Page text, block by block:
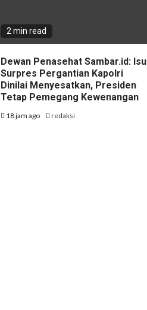
2 min read
Dewan Penasehat Sambar.id: Isu
Surpres Pergantian Kapolri
Dinilai Menyesatkan, Presiden
Tetap Pemegang Kewenangan
18 jam ago redaksi